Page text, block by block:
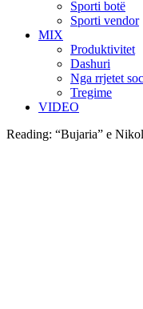
Sporti botë
Sporti vendor
MIX
Produktivitet
Dashuri
Nga rrjetet
Tregime
VIDEO
Reading: “Bujaria” e